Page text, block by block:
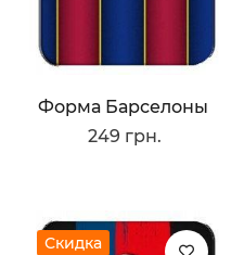
Форма Барселоны
249 грн.
Скидка